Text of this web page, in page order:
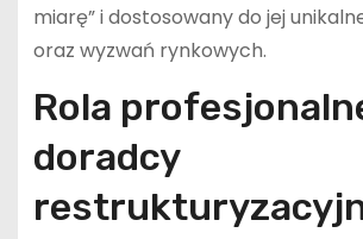
miarę” i dostosowany do jej
oraz wyzwań rynkowych.
Rola
doradcy